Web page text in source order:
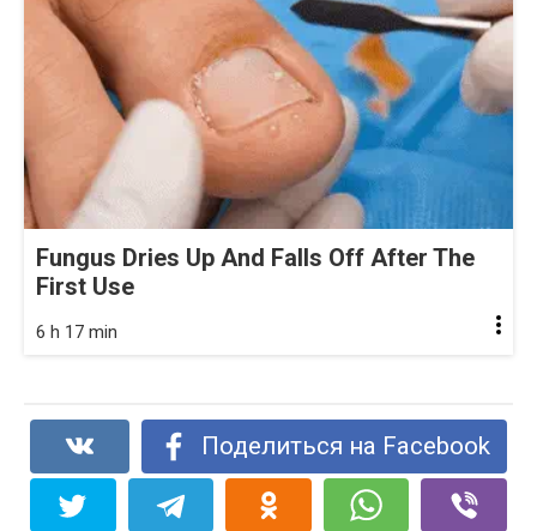
Fungus Dries Up And Falls Off After The
First Use
6 h 17 min
Поделиться на Facebook